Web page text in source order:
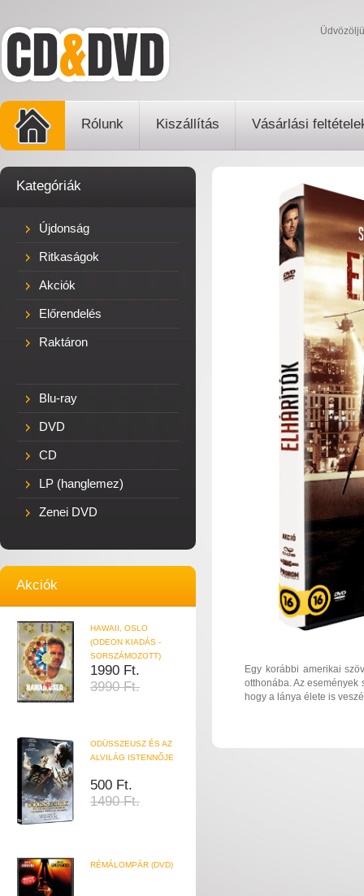
Rólunk Kiszállítás Vásárlási
Kategóriák
Újdonság
Ritkaságok
Akciók
Előrendelés
Raktáron
Blu-ray
DVD
CD
LP (hanglemez)
Zenei DVD
Akciók
HAWAII, OSLO
(ODEON KIADÁS -
SORSZÁMOZOTT)
1990 Ft.
3990 Ft.
ODÜSSZEUSZ ÉS AZ
ALVILÁG ISTENNŐJE
500 Ft.
1490 Ft.
RÉMÁLOMPÁR (DVD)
Egy korábbi amerikai
otthonába. Az
hogy a lánya élete is